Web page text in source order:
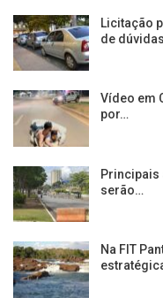
Licitação
de
Vídeo em
por…
Principais
serão…
Na FIT